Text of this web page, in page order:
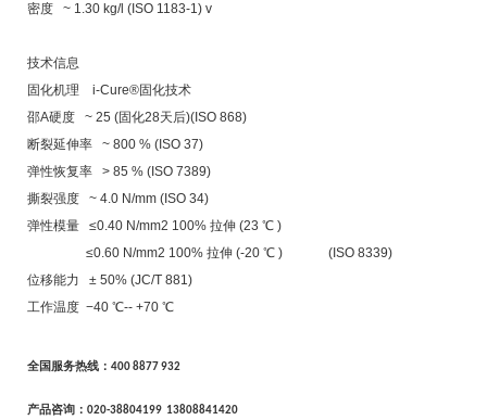
密度 ~ 1.30 kg/l (ISO 1183-1) v
技术信息
固化机理 i-Cure®固化技术
邵A硬度 ~ 25 (固化28天后)(ISO 868)
断裂延伸率 ~ 800 % (ISO 37)
弹性恢复率 > 85 % (ISO 7389)
撕裂强度 ~ 4.0 N/mm (ISO 34)
弹性模量 ≤0.40 N/mm2 100% 拉伸 (23 ℃ )
≤0.60 N/mm2 100% 拉伸 (-20 ℃ ) (ISO 8339)
位移能力 ± 50% (JC/T 881)
工作温度 −40 ℃-- +70 ℃
全国服务热线： 400 8877 932
产品咨询： 020-38804199 13808841420